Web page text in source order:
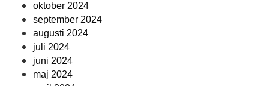
oktober 2024
september 2024
augusti 2024
juli 2024
juni 2024
maj 2024